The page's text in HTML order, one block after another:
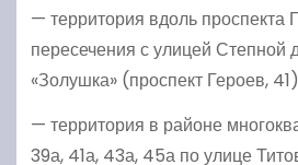
— территория вдоль проспекта
пересечения с улицей Степной
«Золушка» (проспект Героев,
— территория в районе
39а, 41а, 43а, 45а по улице